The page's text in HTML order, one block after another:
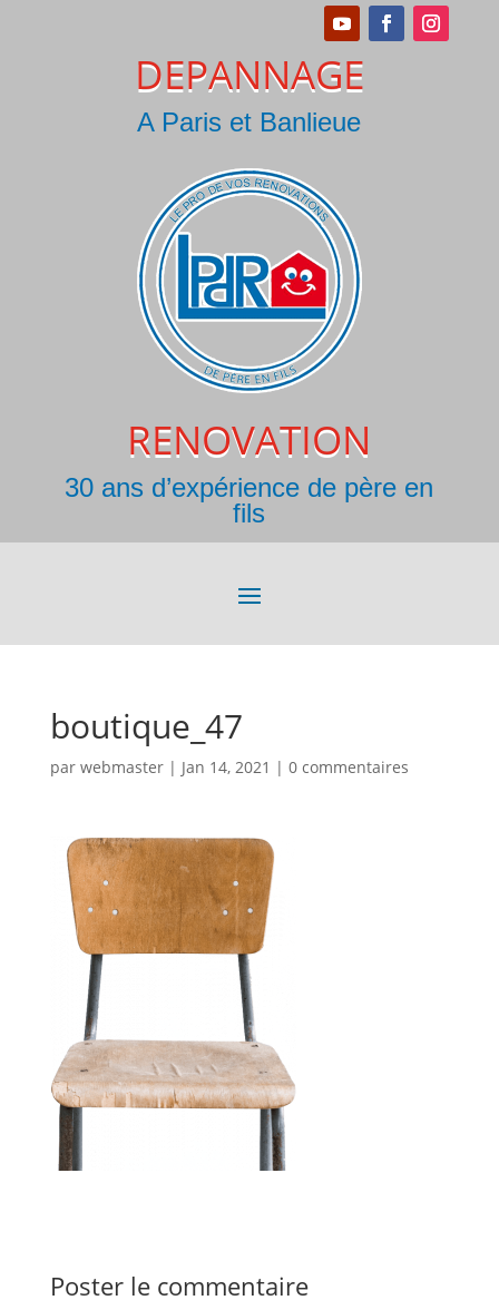
DEPANNAGE
A Paris et Banlieue
RENOVATION
30 ans d’expérience de père en
fils
boutique_47
par webmaster| Jan 14, 2021 | 0 commentaires
Poster le commentaire